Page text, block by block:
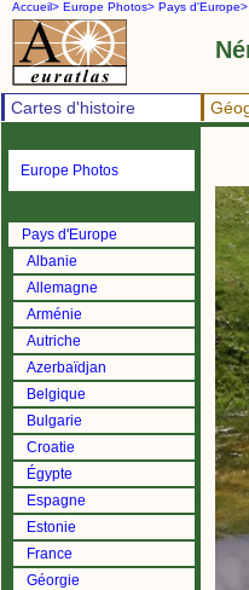
Accueil> Europe Photos> Pays d'Europe>
Cartes d'histoire
Europe Photos
Pays d'Europe
Albanie
Allemagne
Arménie
Autriche
Azerbaïdjan
Belgique
Bulgarie
Croatie
Égypte
Espagne
Estonie
France
Géorgie